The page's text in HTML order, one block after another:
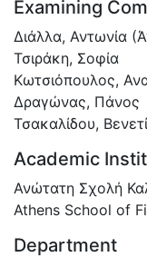
Examining
Διάλλα, Αντωνία
Τσιράκη, Σοφία
Κωτσιόπουλος,
Δραγώνας, Πάνος
Τσακαλίδου,
Academic
Ανώτατη Σχολή
Athens School of
Department